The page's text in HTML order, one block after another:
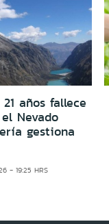
años fallece
Nevado
gestiona
- 19:25 HRS